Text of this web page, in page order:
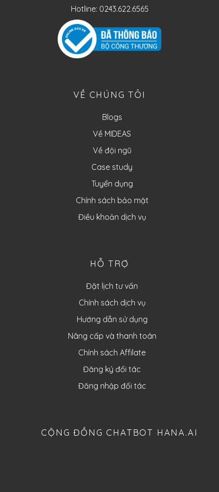
Hotline: 0243.622.6565
VỀ CHÚNG TÔI
Blogs
Về MIDEAS
Về đội ngũ
Case study
Tuyển dụng
Chính sách bảo mật
Điều khoản dịch vụ
HỖ TRỢ
Đặt lịch tư vấn
Chính sách dịch vụ
Hướng dẫn sử dụng
Nâng cấp và thanh toán
Chính sách Affilate
Đăng ký đối tác
Đăng nhập đối tác
CỘNG ĐỒNG CHATBOT HANA.AI